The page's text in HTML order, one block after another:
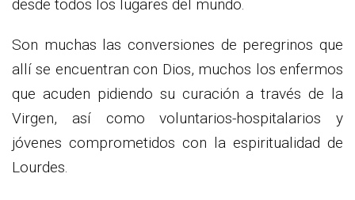
desde todos los lugares del mundo.
Son muchas las conversiones de peregrinos que
allí se encuentran con Dios, muchos los enfermos
que acuden pidiendo su curación a través de la
Virgen, así como voluntarios-hospitalarios y
jóvenes comprometidos con la espiritualidad de
Lourdes.